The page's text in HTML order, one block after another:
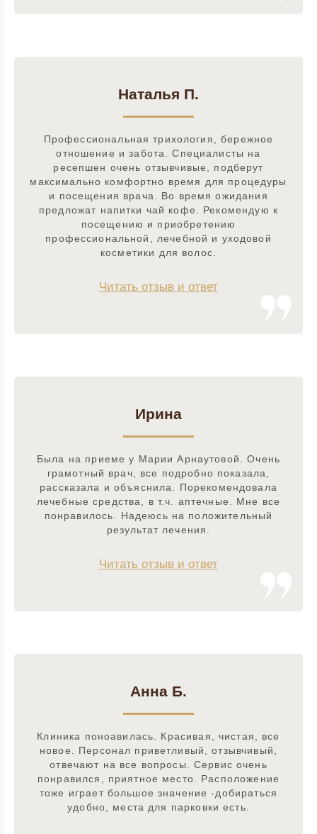
Наталья П.
Профессиональная трихология, бережное
отношение и забота. Специалисты на
ресепшен очень отзывчивые, подберут
максимально комфортно время для процедуры
и посещения врача. Во время ожидания
предложат напитки чай кофе. Рекомендую к
посещению и приобретению
профессиональной, лечебной и уходовой
косметики для волос.
Читать отзыв и ответ
Ирина
Была на приеме у Марии Арнаутовой. Очень
грамотный врач, все подробно показала,
рассказала и объяснила. Порекомендовала
лечебные средства, в т.ч. аптечные. Мне все
понравилось. Надеюсь на положительный
результат лечения.
Читать отзыв и ответ
Анна Б.
Клиника поноавилась. Красивая, чистая, все
новое. Персонал приветливый, отзывчивый,
отвечают на все вопросы. Сервис очень
понравился, приятное место. Расположение
тоже играет большое значение -добираться
удобно, места для парковки есть.